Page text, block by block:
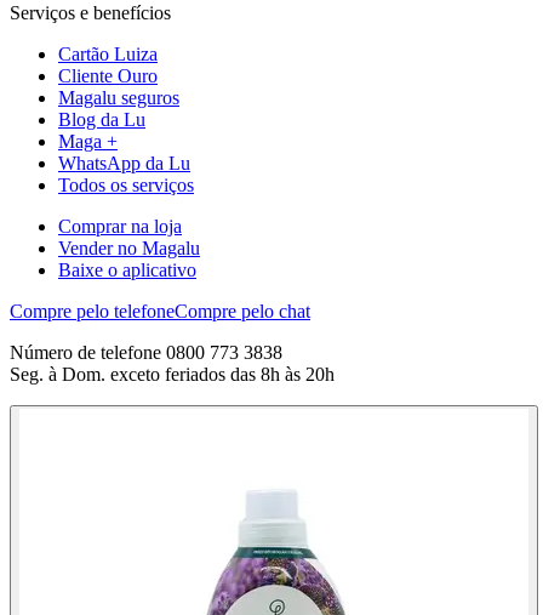
Serviços e benefícios
Cartão Luiza
Cliente Ouro
Magalu seguros
Blog da Lu
Maga +
WhatsApp da Lu
Todos os serviços
Comprar na loja
Vender no Magalu
Baixe o aplicativo
Compre pelo telefoneCompre pelo chat
Número de telefone 0800 773 3838
Seg. à Dom. exceto feriados das 8h às 20h